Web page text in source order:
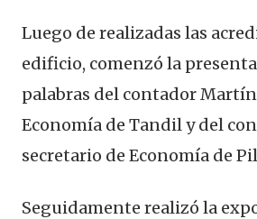
Luego de realizadas las
edificio, comenzó la
palabras del contador
Economía de Tandil y del
secretario de Economía de
Seguidamente realizó la